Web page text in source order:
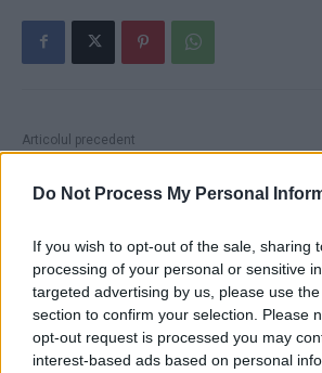
Do Not Process My Personal
If you wish to opt-out of the sale, sharing
processing of your personal or sensitive
targeted advertising by us, please use
section to confirm your selection. Please
opt-out request is processed you may
interest-based ads based on personal
Articolul precedent
visează! Putin zice că SUA s-
sunt